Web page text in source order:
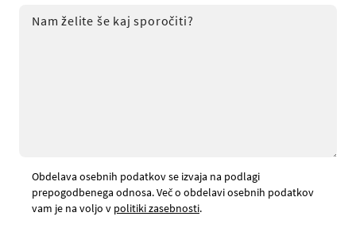
Obdelava osebnih podatkov se izvaja na podlagi
prepogodbenega odnosa. Več o obdelavi osebnih podatkov
vam je na voljo v politiki zasebnosti.